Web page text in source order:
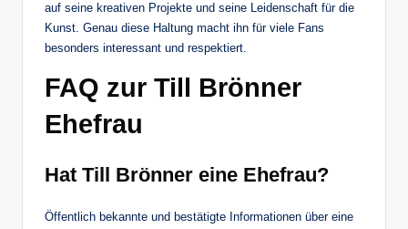
auf seine kreativen Projekte und seine Leidenschaft für die
Kunst. Genau diese Haltung macht ihn für viele Fans
besonders interessant und respektiert.
FAQ zur Till Brönner
Ehefrau
Hat Till Brönner eine Ehefrau?
Öffentlich bekannte und bestätigte Informationen über eine